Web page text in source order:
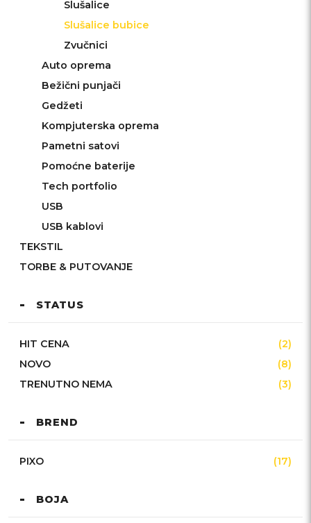
Slušalice
Slušalice bubice
Zvučnici
Auto oprema
Bežični punjači
Gedžeti
Kompjuterska oprema
Pametni satovi
Pomoćne baterije
Tech portfolio
USB
USB kablovi
TEKSTIL
TORBE & PUTOVANJE
STATUS
HIT CENA
(2)
NOVO
(8)
TRENUTNO NEMA
(3)
BREND
PIXO (17)
BOJA